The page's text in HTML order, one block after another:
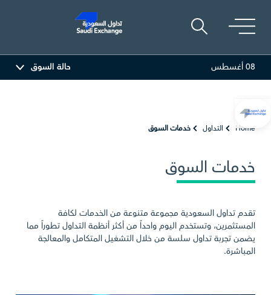
81.70
08 أغسطس حالة السوق
Home التداول خدمات السوق
خدمات السوق
تقدم تداول السعودية مجموعة متنوعة من الخدمات لكافة
المستثمرين، وتستخدم اليوم واحداً من أكثر أنظمة التداول تطوراً مما
يضمن تجربة تداول سلسة من خلال التشغيل المتكامل والمعالجة
المباشرة.